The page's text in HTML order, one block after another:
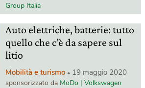
Group Italia
Auto elettriche, batterie: tutto
quello che c’è da sapere sul
litio
Mobilità e turismo 19 maggio 2020
sponsorizzato da MoDo | Volkswagen